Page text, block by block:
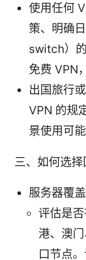
使用任何
策、明确
switch）
免费 VPN
出国旅行
VPN 的规
景使用可
三、如何选
服务器覆
评估是
港、澳
口节点